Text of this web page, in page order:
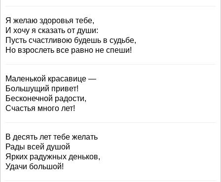
Я желаю здоровья тебе,
И хочу я сказать от души:
Пусть счастливою будешь в судьбе,
Но взрослеть все равно не спеши!
Маленькой красавице —
Большущий привет!
Бесконечной радости,
Счастья много лет!
В десять лет тебе желать
Рады всей душой
Ярких радужных деньков,
Удачи большой!